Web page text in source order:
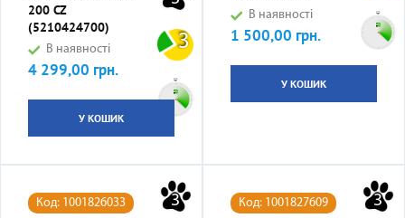
3
200 CZ
(5210424700)
В наявності
Ціна
4 299,00 грн.
У КОШИК
В наявності
Ціна
1 500,00 грн.
У КОШИК
3
Код: 1001826033 3
Код: 1001827609